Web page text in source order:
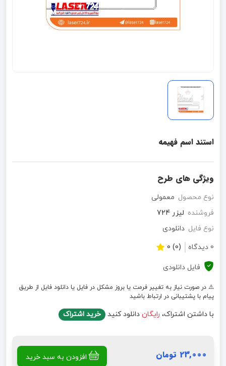
استند اسم فهیمه
ویژگی های طرح
نوع محصول معمولی
فروشنده لیزر 724
نوع فایل دانلودی
0 دیدگاه
(0) 0
فایل دانلودی
⚠️ در صورت نیاز به تغییر فرمت یا بروز مشکل در فایل یا دانلود فایل از طریق
پیام با پشتیبانی در ارتباط باشید
با داشتن اشتراک، رایگان دانلود کنید خرید اشتراک
23,000 تومان افزودن به سبد خرید